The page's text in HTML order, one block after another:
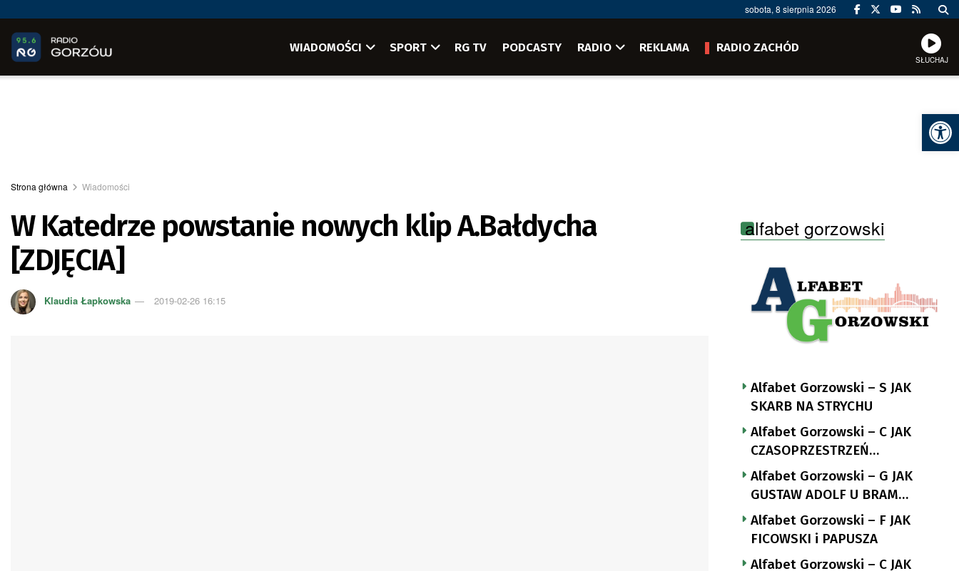
sobota, 8 sierpnia 2026
WIADOMOŚCI SPORT RG TV PODCASTY RADIO REKLAMA RADIO ZACHÓD
SŁUCHAJ
Strona główna Wiadomości
W Katedrze powstanie nowych klip A.Bałdycha
[ZDJĘCIA]
Klaudia Łapkowska 2019-02-26 16:15
alfabet gorzowski
Alfabet Gorzowski – S JAK
SKARB NA STRYCHU
Alfabet Gorzowski – C JAK
CZASOPRZESTRZEŃ
NUTTGENSA
Alfabet Gorzowski – G JAK
GUSTAW ADOLF U BRAM
LANDSBERGA
Alfabet Gorzowski – F JAK
FICOWSKI i PAPUSZA
Alfabet Gorzowski – C JAK